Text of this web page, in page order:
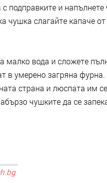
с подправките и напълнете
чушка слагайте капаче
малко вода и сложете
в умерено загряна
страна и люспата им
чушките да се